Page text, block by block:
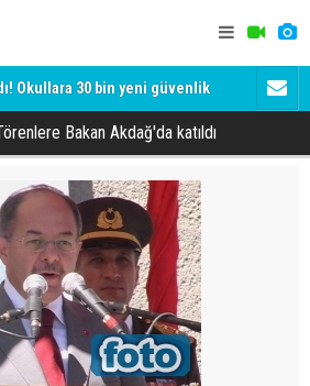
Okullara 30 bin yeni güvenlik Son
Bakan Akdağ'da katıldı